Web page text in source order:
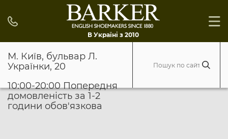
В Україні з 2010
М. Київ, бульвар Л.
Українки, 20
10:00-20:00 Попередня
домовленість за 1-2
години обов'язкова